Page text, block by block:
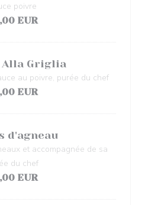
poivre
EUR
Griglia
au poivre, purée du chef
EUR
d'agneau
et accompagnée de sa
du chef
EUR